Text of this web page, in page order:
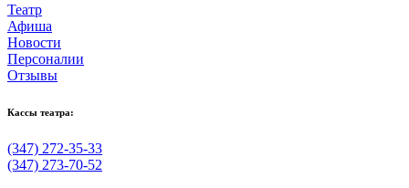
Театр
Афиша
Новости
Персоналии
Отзывы
Кассы театра:
(347) 272-35-33
(347) 273-70-52